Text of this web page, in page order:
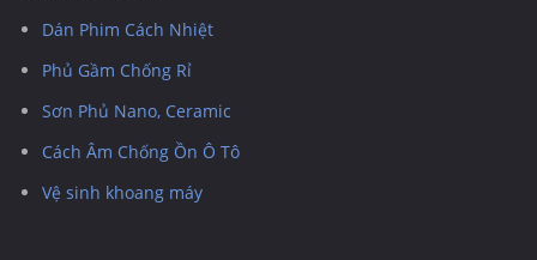
Dán Phim Cách Nhiệt
Phủ Gầm Chống Rỉ
Sơn Phủ Nano, Ceramic
Cách Âm Chống Ồn Ô Tô
Vệ sinh khoang máy